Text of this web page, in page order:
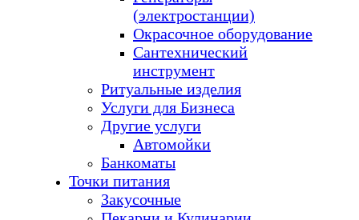
(электростанции)
Окрасочное оборудование
Сантехнический
инструмент
Ритуальные изделия
Услуги для Бизнеса
Другие услуги
Автомойки
Банкоматы
Точки питания
Закусочные